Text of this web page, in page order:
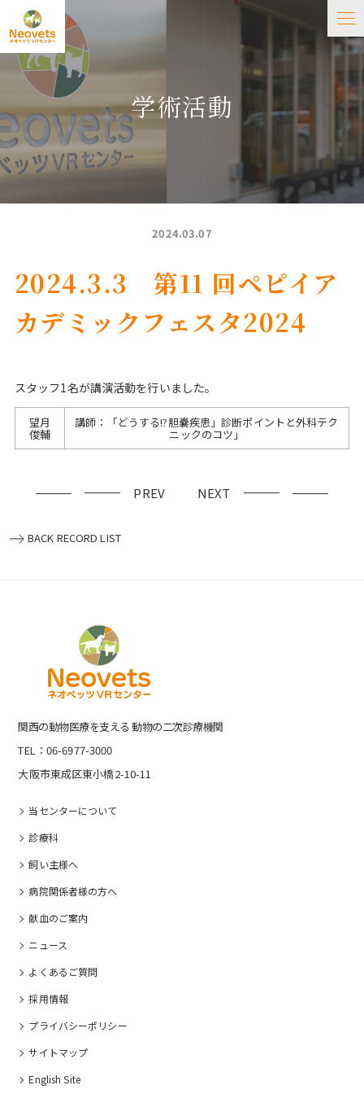
学術活動
2024.03.07
2024.3.3 第11 回ペピイア
カデミックフェスタ2024
スタッフ1名が講演活動を行いました。
望月
俊輔
講師：「どうする!?胆嚢疾患」診断ポイントと外科テク
ニックのコツ」
PREV NEXT
BACK RECORD LIST
関⻄の動物医療を⽀える 動物の⼆次診療機関
TEL：06-6977-3000
大阪市東成区東小橋2-10-11
当センターについて
診療科
飼い主様へ
病院関係者様の⽅へ
献血のご案内
ニュース
よくあるご質問
採⽤情報
プライバシーポリシー
サイトマップ
English Site